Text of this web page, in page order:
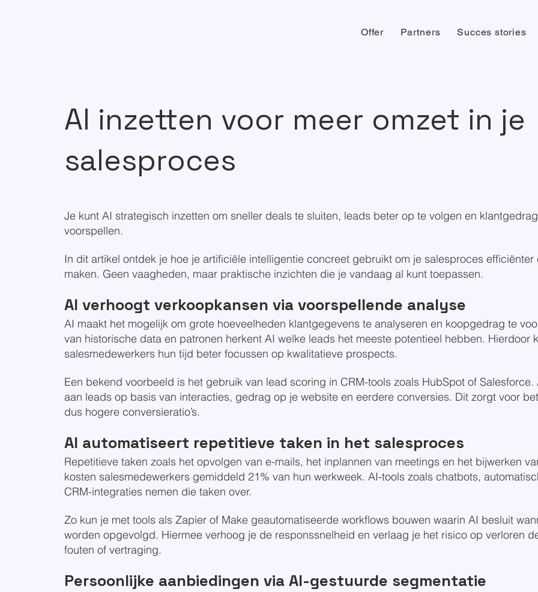
Offer Partners Succes stories
AI inzetten voor meer omzet in je
salesproces
Je kunt AI strategisch inzetten om sneller deals te sluiten, leads beter op te volgen en
voorspellen.
In dit artikel ontdek je hoe je artificiële intelligentie concreet gebruikt om je salesproces
maken. Geen vaagheden, maar praktische inzichten die je vandaag al kunt toepassen.
AI verhoogt verkoopkansen via voorspellende analyse
AI maakt het mogelijk om grote hoeveelheden klantgegevens te analyseren en koopgedrag te
van historische data en patronen herkent AI welke leads het meeste potentieel hebben. Hierdoor
salesmedewerkers hun tijd beter focussen op kwalitatieve prospects.
Een bekend voorbeeld is het gebruik van lead scoring in CRM-tools zoals HubSpot of
aan leads op basis van interacties, gedrag op je website en eerdere conversies. Dit zorgt voor
dus hogere conversieratio’s.
AI automatiseert repetitieve taken in het salesproces
Repetitieve taken zoals het opvolgen van e-mails, het inplannen van meetings en het bijwerken
kosten salesmedewerkers gemiddeld 21% van hun werkweek. AI-tools zoals chatbots,
CRM-integraties nemen die taken over.
Zo kun je met tools als Zapier of Make geautomatiseerde workflows bouwen waarin AI besluit
worden opgevolgd. Hiermee verhoog je de responssnelheid en verlaag je het risico op verloren
fouten of vertraging.
Persoonlijke aanbiedingen via AI-gestuurde segmentatie